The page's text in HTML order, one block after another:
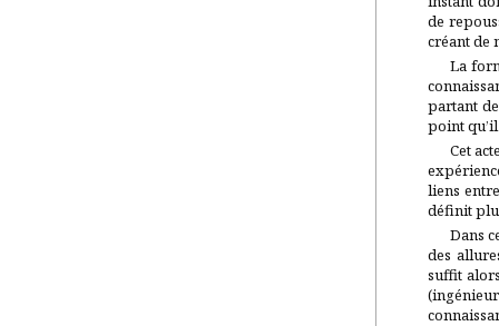
de
créant de
La
partant
point
Cet
liens
définit
Dans
des
suffit